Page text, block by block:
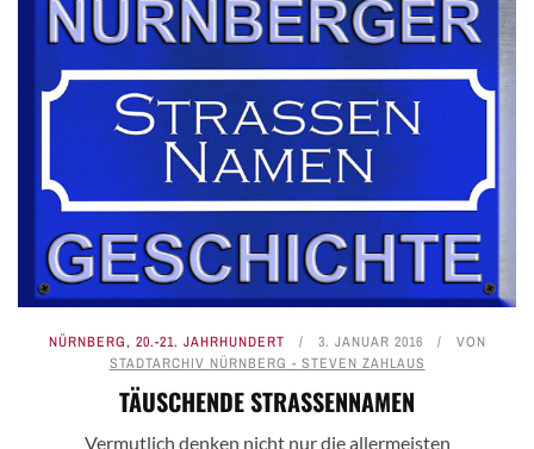
NÜRNBERG, 20.-21. JAHRHUNDERT 3. JANUAR 2016
VON
STADTARCHIV NÜRNBERG - STEVEN ZAHLAUS
TÄUSCHENDE STRASSENNAMEN
Vermutlich denken nicht nur die allermeisten